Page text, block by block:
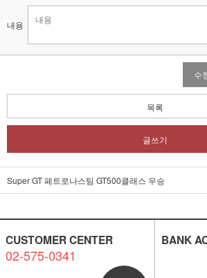
내용
수
목록
글쓰기
Super GT 페트로나스팀 GT500클래스 우승
CUSTOMER CENTER
02-575-0341
BANK